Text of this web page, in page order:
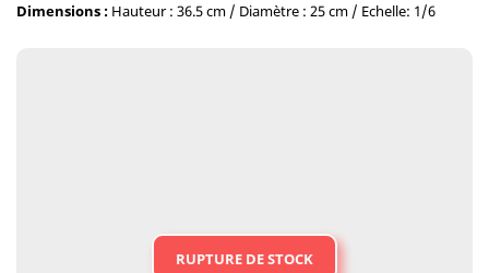
Dimensions : Hauteur : 36.5 cm / Diamètre : 25 cm / Echelle: 1/6
RUPTURE DE STOCK